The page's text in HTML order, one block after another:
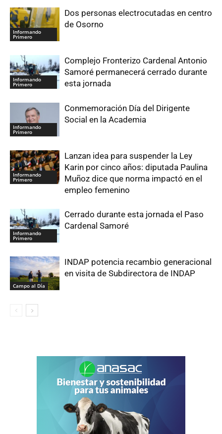
Informando
Primero
Dos personas electrocutadas en centro
de Osorno
Informando
Primero
Complejo Fronterizo Cardenal Antonio
Samoré permanecerá cerrado durante
esta jornada
Informando
Primero
Conmemoración Día del Dirigente
Social en la Academia
Informando
Primero
Lanzan idea para suspender la Ley
Karin por cinco años: diputada Paulina
Muñoz dice que norma impactó en el
empleo femenino
Informando
Primero
Cerrado durante esta jornada el Paso
Cardenal Samoré
Campo al Día
INDAP potencia recambio generacional
en visita de Subdirectora de INDAP